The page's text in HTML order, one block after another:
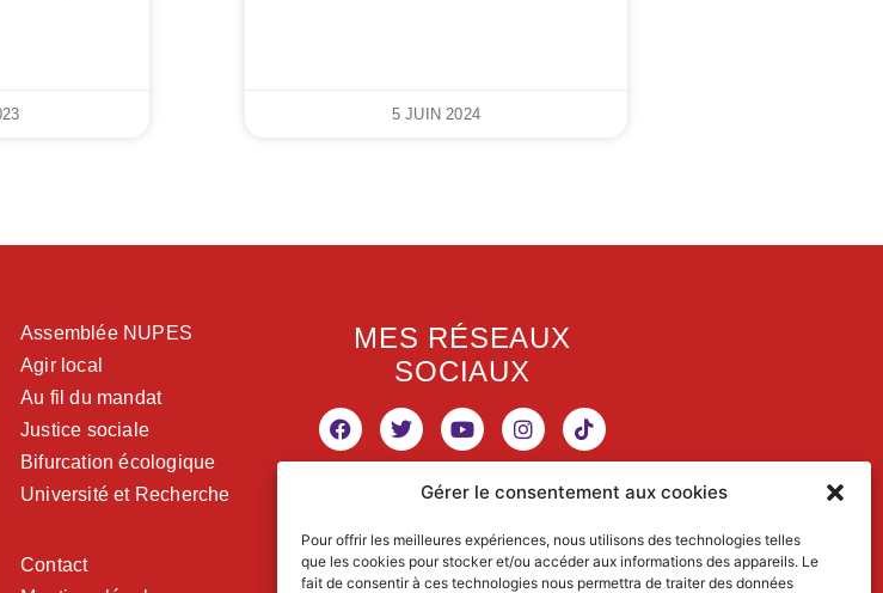
Gérer le consentement aux cookies
Pour offrir les meilleures expériences, nous utilisons des technologies telles
que les cookies pour stocker et/ou accéder aux informations des appareils. Le
fait de consentir à ces technologies nous permettra de traiter des données
5 JUIN 2024
Assemblée NUPES
Agir local
Au fil du mandat
Justice sociale
Bifurcation écologique
Université et Recherche
Contact
MES RÉSEAUX
SOCIAUX
RETROUVEZ MES
ACTIVITÉS